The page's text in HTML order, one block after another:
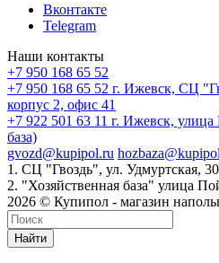
Вконтакте
Telegram
Наши контакты
+7 950 168 65 52
+7 950 168 65 52 г. Ижевск, СЦ
корпус 2, офис 41
+7 922 501 63 11 г. Ижевск, улица
база)
gvozd@kupipol.ru
1. СЦ "Гвоздь", ул. Удмуртская,
2. "Хозяйственная база" улица
2026 © Купипол - магазин
Найти